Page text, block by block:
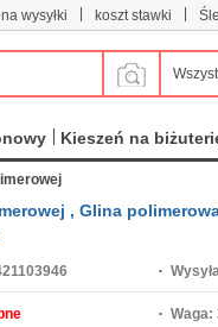
wysyłki koszt stawki
Kieszeń na
, Glina
Waga: